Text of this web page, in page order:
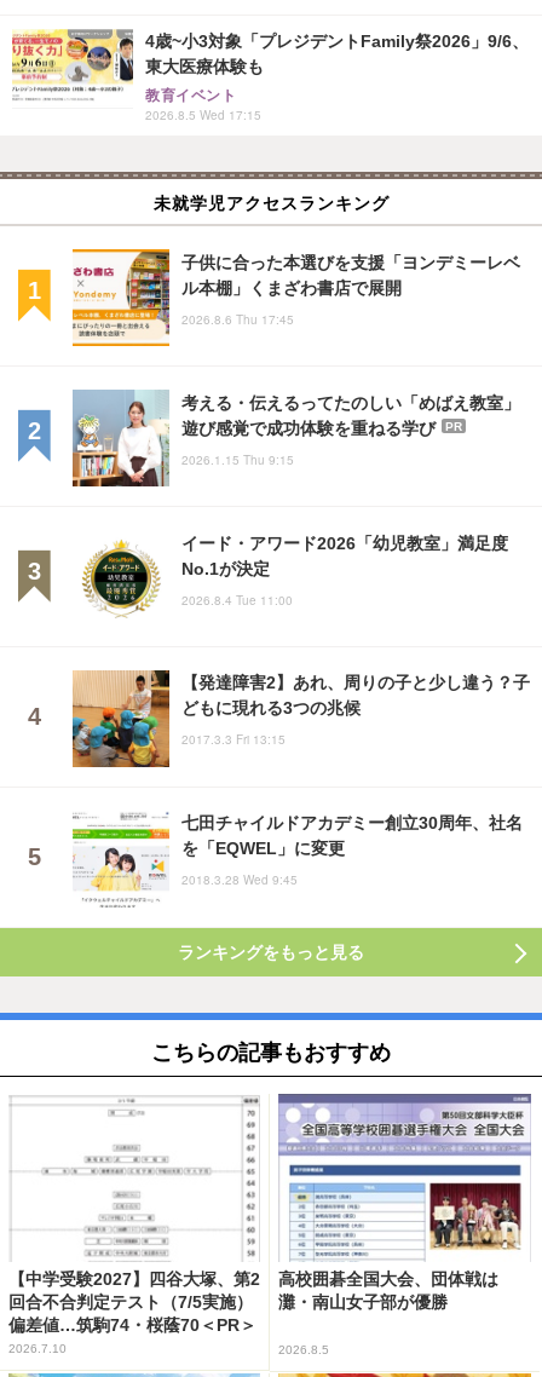
4歳~小3対象「プレジデントFamily祭2026」9/6、
東大医療体験も
教育イベント
2026.8.5 Wed 17:15
未就学児アクセスランキング
子供に合った本選びを支援「ヨンデミーレベ
ル本棚」くまざわ書店で展開
2026.8.6 Thu 17:45
考える・伝えるってたのしい「めばえ教室」
遊び感覚で成功体験を重ねる学び
PR
2026.1.15 Thu 9:15
イード・アワード2026「幼児教室」満足度
No.1が決定
2026.8.4 Tue 11:00
【発達障害2】あれ、周りの子と少し違う？子
どもに現れる3つの兆候
2017.3.3 Fri 13:15
七田チャイルドアカデミー創立30周年、社名
を「EQWEL」に変更
2018.3.28 Wed 9:45
ランキングをもっと見る
こちらの記事もおすすめ
【中学受験2027】四谷大塚、第2
回合不合判定テスト（7/5実施）
偏差値…筑駒74・桜蔭70＜PR＞
2026.7.10
高校囲碁全国大会、団体戦は
灘・南山女子部が優勝
2026.8.5